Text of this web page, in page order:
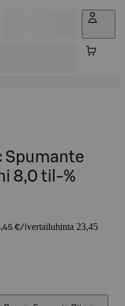
Spumante
8,0 til-%
€/l vertailuhinta 23,45